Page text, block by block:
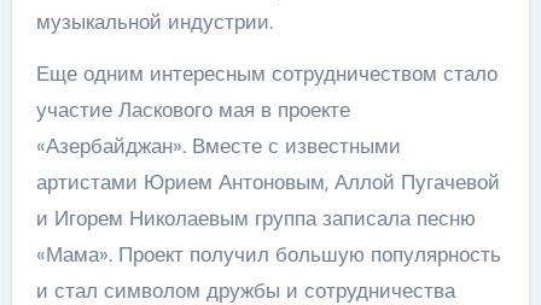
музыкальной индустрии.
Еще одним интересным сотрудничеством стало
участие Ласкового мая в проекте
«Азербайджан». Вместе с известными
артистами Юрием Антоновым, Аллой Пугачевой
и Игорем Николаевым группа записала песню
«Мама». Проект получил большую популярность
и стал символом дружбы и сотрудничества